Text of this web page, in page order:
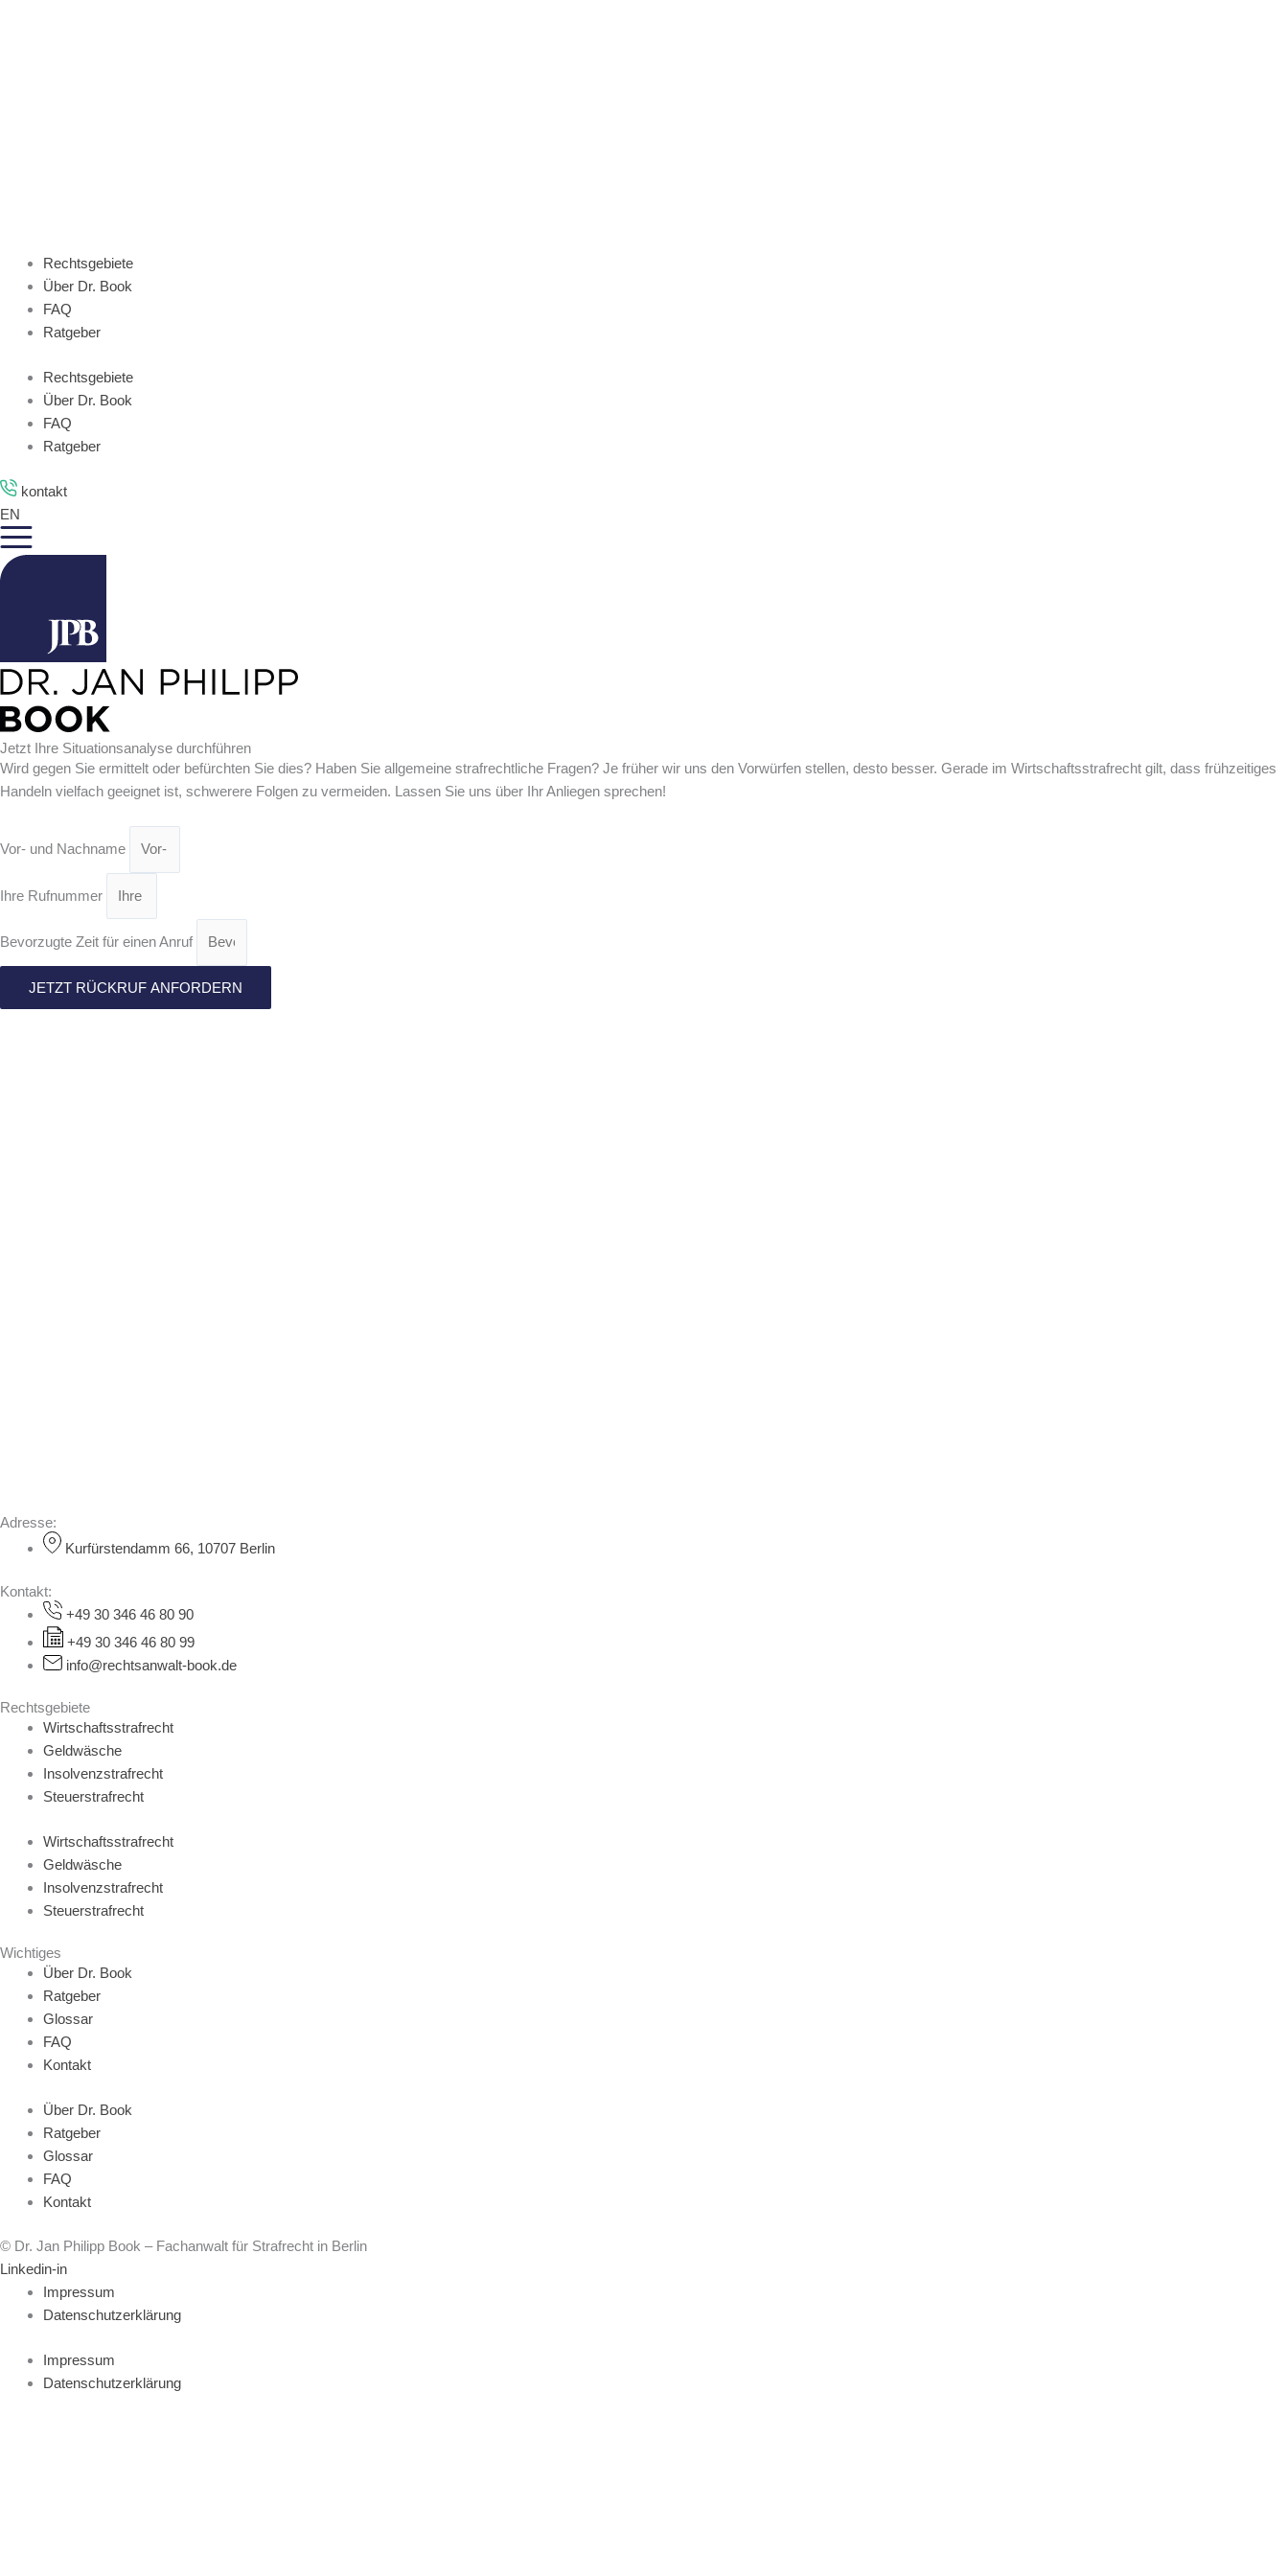
Rechtsgebiete
Über Dr. Book
FAQ
Ratgeber
Rechtsgebiete
Über Dr. Book
FAQ
Ratgeber
kontakt
EN
Jetzt Ihre Situationsanalyse durchführen
Wird gegen Sie ermittelt oder befürchten Sie dies? Haben Sie allgemeine strafrechtliche Fragen? Je früher wir uns den Vorwürfen stellen, desto besser. Gerade im Wirtschaftsstrafrecht gilt, dass frühzeitiges
Handeln vielfach geeignet ist, schwerere Folgen zu vermeiden. Lassen Sie uns über Ihr Anliegen sprechen!
Vor- und Nachname
Ihre Rufnummer
Bevorzugte Zeit für einen Anruf
JETZT RÜCKRUF ANFORDERN
Adresse:
Kurfürstendamm 66, 10707 Berlin
Kontakt:
+49 30 346 46 80 90
+49 30 346 46 80 99
info@rechtsanwalt-book.de
Rechtsgebiete
Wirtschaftsstrafrecht
Geldwäsche
Insolvenzstrafrecht
Steuerstrafrecht
Wirtschaftsstrafrecht
Geldwäsche
Insolvenzstrafrecht
Steuerstrafrecht
Wichtiges
Über Dr. Book
Ratgeber
Glossar
FAQ
Kontakt
Über Dr. Book
Ratgeber
Glossar
FAQ
Kontakt
© Dr. Jan Philipp Book – Fachanwalt für Strafrecht in Berlin
Linkedin-in
Impressum
Datenschutzerklärung
Impressum
Datenschutzerklärung